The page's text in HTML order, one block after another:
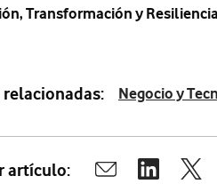
Transformación y
Negocio y
artículo: Abrir ventana
Abrir